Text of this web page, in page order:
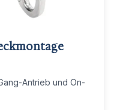
Antrieb und On-